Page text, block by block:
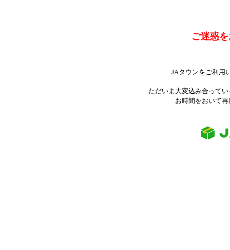
ご迷惑
JAタウンをご利用
ただいま大変込み合って
お時間をおいて